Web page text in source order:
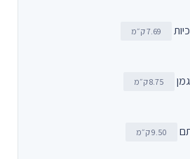
7.69 ק״מ
8.75 ק״מ
9.50 ק״מ